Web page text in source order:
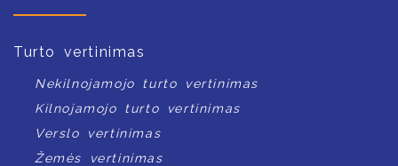
Turto vertinimas
Nekilnojamojo turto vertinimas
Kilnojamojo turto vertinimas
Verslo vertinimas
Žemės vertinimas